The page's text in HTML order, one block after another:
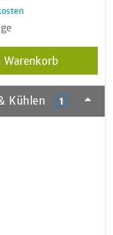
Warenkorb
Kühlen 1